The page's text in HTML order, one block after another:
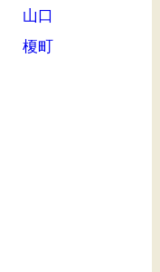
山口
榎町